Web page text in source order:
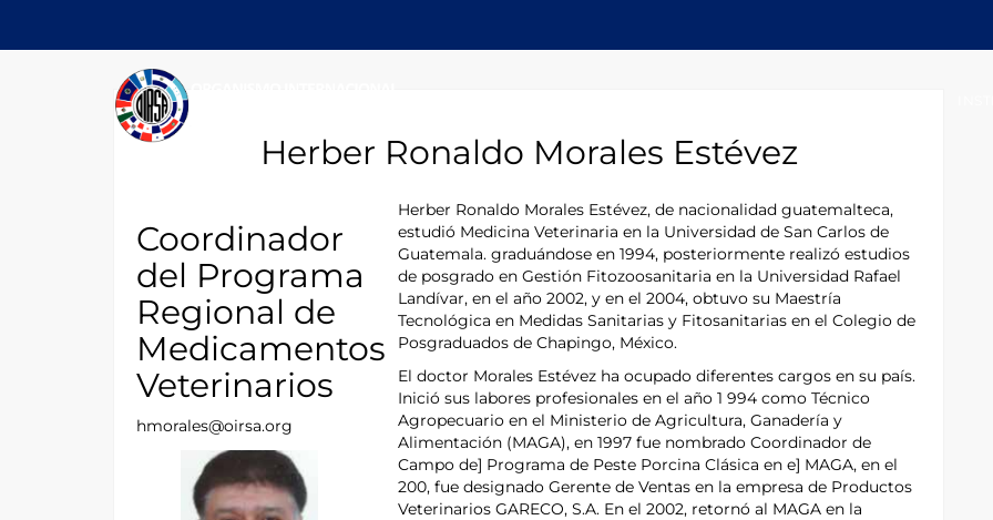
Herber Ronaldo Morales Estévez
Coordinador
del Programa
Regional de
Medicamentos
Veterinarios
hmorales@oirsa.org
Herber Ronaldo Morales Estévez, de nacionalidad guatemalteca,
estudió Medicina Veterinaria en la Universidad de San Carlos de
Guatemala. graduándose en 1994, posteriormente realizó estudios
de posgrado en Gestión Fitozoosanitaria en la Universidad Rafael
Landívar, en el año 2002, y en el 2004, obtuvo su Maestría
Tecnológica en Medidas Sanitarias y Fitosanitarias en el Colegio de
Posgraduados de Chapingo, México.
El doctor Morales Estévez ha ocupado diferentes cargos en su país.
Inició sus labores profesionales en el año 1 994 como Técnico
Agropecuario en el Ministerio de Agricultura, Ganadería y
Alimentación (MAGA), en 1997 fue nombrado Coordinador de
Campo de] Programa de Peste Porcina Clásica en e] MAGA, en el
200, fue designado Gerente de Ventas en la empresa de Productos
Veterinarios GARECO, S.A. En el 2002, retornó al MAGA en la